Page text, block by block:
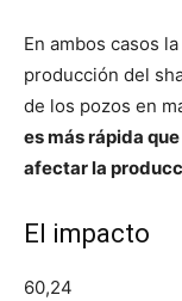
En ambos casos
producción del
de los pozos en
es más rápida
afectar la
El impacto
60,24